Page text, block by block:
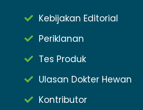
Kebijakan Editorial
Periklanan
Tes Produk
Ulasan Dokter Hewan
Kontributor